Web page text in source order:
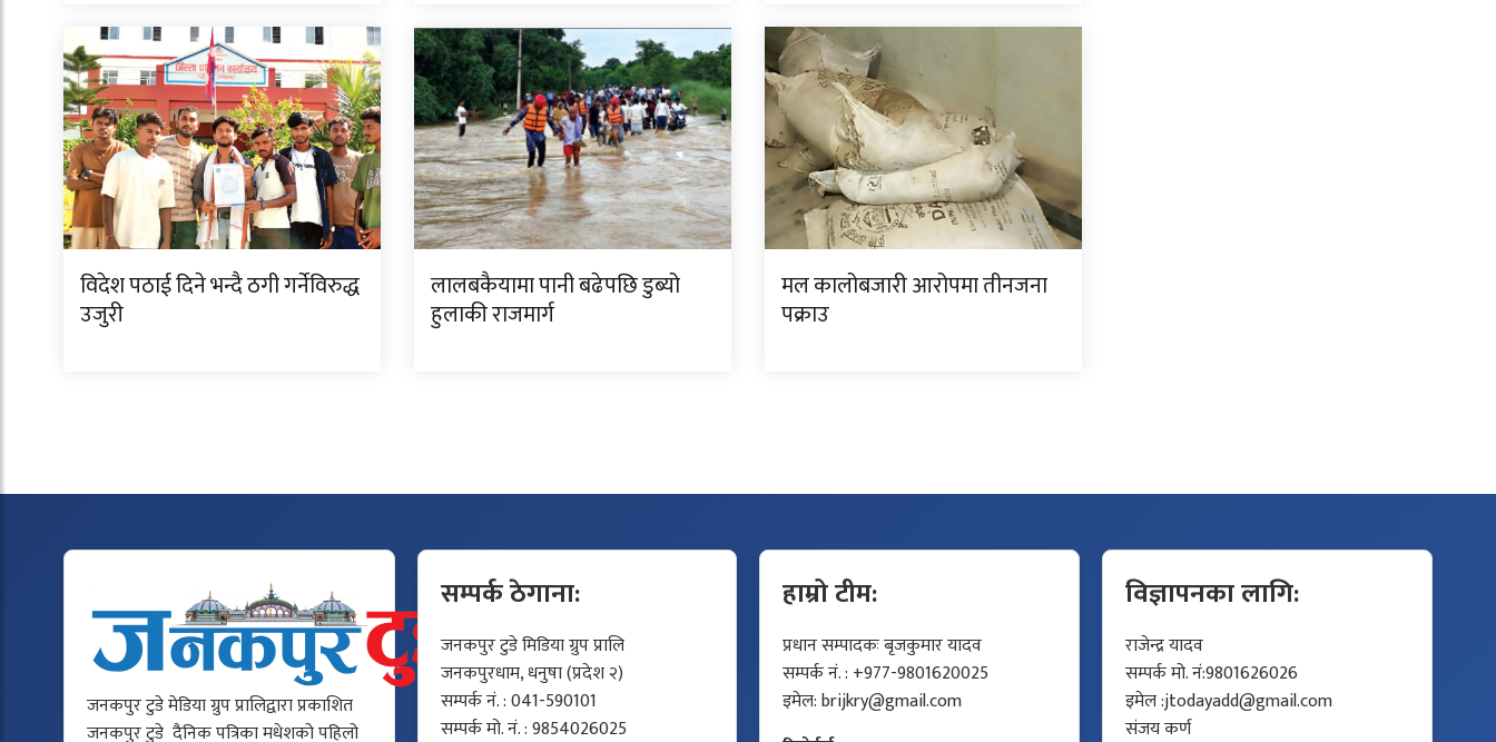
विदेश पठाई दिने भन्दै ठगी गर्नेविरुद्ध
उजुरी
लालबकैयामा पानी बढेपछि डुब्यो
हुलाकी राजमार्ग
मल कालोबजारी आरोपमा तीनजना
पक्राउ
जनकपुर टुडे मेडिया ग्रुप प्रालिद्वारा प्रकाशित
जनकपुर टुडे दैनिक पत्रिका मधेशको पहिलो
सम्पर्क ठेगाना:
जनकपुर टुडे मिडिया ग्रुप प्रालि
जनकपुरधाम, धनुषा (प्रदेश २)
सम्पर्क नं. : 041-590101
सम्पर्क मो. नं. : 9854026025
हाम्रो टीम:
प्रधान सम्पादकः बृजकुमार यादव
सम्पर्क नं. : +977-9801620025
इमेल:brijkry@gmail.com
विज्ञापनका लागि:
राजेन्द्र यादव
सम्पर्क मो. नं:9801626026
इमेल :jtodayadd@gmail.com
संजय कर्ण